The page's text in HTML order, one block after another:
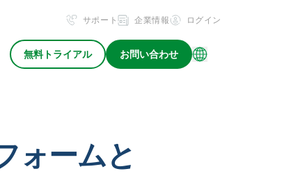
サポート 企業情報 ログイン
無料トライアル お問い合わせ
ォームと